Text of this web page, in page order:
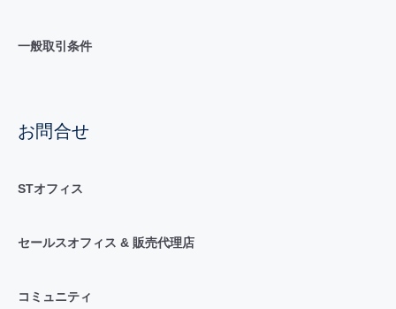
一般取引条件
お問合せ
STオフィス
セールスオフィス & 販売代理店
コミュニティ